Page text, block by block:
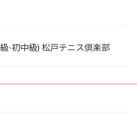
-初中級) 松戸テニス倶楽部